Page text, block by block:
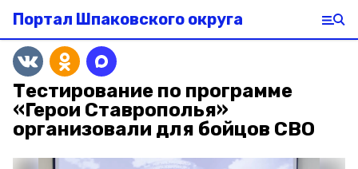
Портал Шпаковского округа
Тестирование по программе
«Герои Ставрополья»
организовали для бойцов СВО